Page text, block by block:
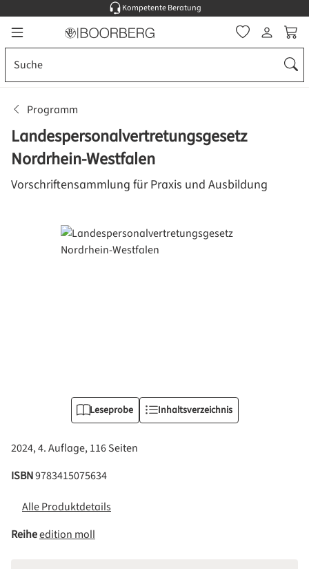
Zum Hauptinhalt springen
Kompetente Beratung
Programm
Landespersonalvertretungsgesetz
Nordrhein-Westfalen
Vorschriftensammlung für Praxis und Ausbildung
Bildergalerie überspringen
Leseprobe Inhaltsverzeichnis
2024, 4. Auflage, 116 Seiten
ISBN9783415075634
Alle Produktdetails
Reiheedition moll